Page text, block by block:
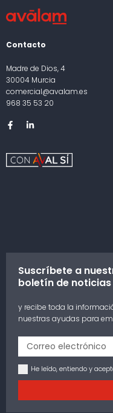
Contacto
Madre de Dios, 4
30004 Murcia
comercial@avalam.es
968 35 53 20
Suscríbete a
boletín de noticias
y recibe toda la
nuestras ayudas para
He leído, entiendo y